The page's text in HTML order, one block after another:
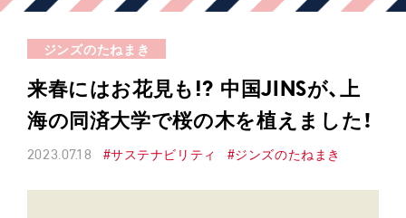
ジンズのたねまき
来春にはお花見も!? 中国JINSが、上
海の同済大学で桜の木を植えました！
2023.07.18 #サステナビリティ #ジンズのたねまき